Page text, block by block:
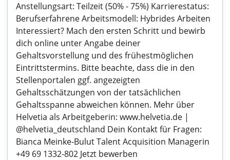
Anstellungsart: Teilzeit (50% - 75%) Karrierestatus:
Berufserfahrene Arbeitsmodell: Hybrides Arbeiten
Interessiert? Mach den ersten Schritt und bewirb
dich online unter Angabe deiner
Gehaltsvorstellung und des frühestmöglichen
Eintrittstermins. Bitte beachte, dass die in den
Stellenportalen ggf. angezeigten
Gehaltsschätzungen von der tatsächlichen
Gehaltsspanne abweichen können. Mehr über
Helvetia als Arbeitgeberin: www.helvetia.de |
@helvetia_deutschland Dein Kontakt für Fragen:
Bianca Meinke-Bulut Talent Acquisition Managerin
+49 69 1332-802 Jetzt bewerben